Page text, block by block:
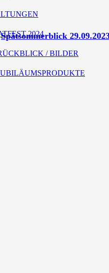
2024
/ BILDER
Spätsommerblick